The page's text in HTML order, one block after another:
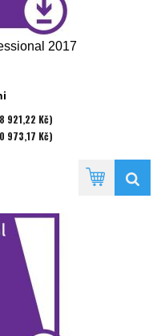
2017
921,22 Kč)
973,17 Kč)